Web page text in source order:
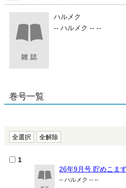
ハルメク
-- ハルメク -- --
巻号一覧
1
26年9月号 貯めこま
-- ハルメク -- --